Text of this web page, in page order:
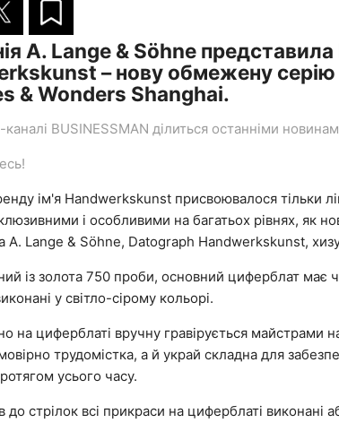
A. Lange & Sӧhne
– нову обмежену серію
& Wonders Shanghai.
BUSINESSMAN ділиться останніми
ім'я Handwerkskunst присвоювалося тільки
і особливими на багатьох рівнях, як
A. Lange & Sӧhne, Datograph Handwerkskunst,
із золота 750 проби, основний циферблат має
у світло-сірому кольорі.
на циферблаті вручну гравірується майстрами
трудомістка, а й украй складна для
усього часу.
до стрілок всі прикраси на циферблаті виконані